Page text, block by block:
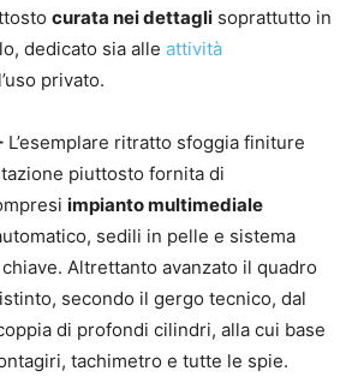
curata nei dettagli soprattutto in
dedicato sia alle attività
privato.
L’esemplare ritratto sfoggia finiture
piuttosto fornita di
impianto multimediale
sedili in pelle e sistema
chiave. Altrettanto avanzato il quadro
secondo il gergo tecnico, dal
di profondi cilindri, alla cui base
tachimetro e tutte le spie.